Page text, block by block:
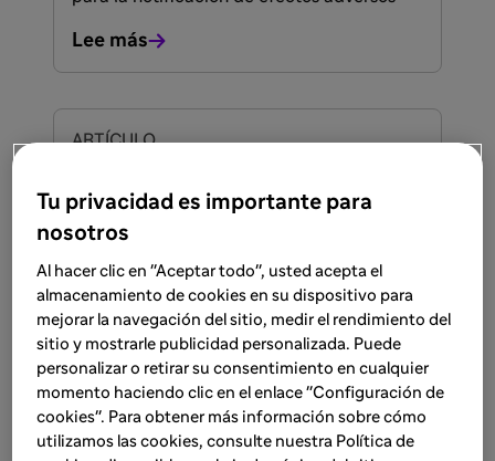
Lee más
ARTÍCULO
El proceso de evaluación de
causalidad en farmacovigilancia:
¿cómo se lleva a cabo?
Conoce los fundamentos, métodos y el
papel clave del profesional sanitario en la
evaluación de causalidad en
farmacovigilancia.
Lee más
Tu privacidad es importante para
nosotros
Al hacer clic en "Aceptar todo", usted acepta el
almacenamiento de cookies en su dispositivo para
mejorar la navegación del sitio, medir el rendimiento del
sitio y mostrarle publicidad personalizada. Puede
personalizar o retirar su consentimiento en cualquier
momento haciendo clic en el enlace "Configuración de
cookies". Para obtener más información sobre cómo
utilizamos las cookies, consulte nuestra Política de